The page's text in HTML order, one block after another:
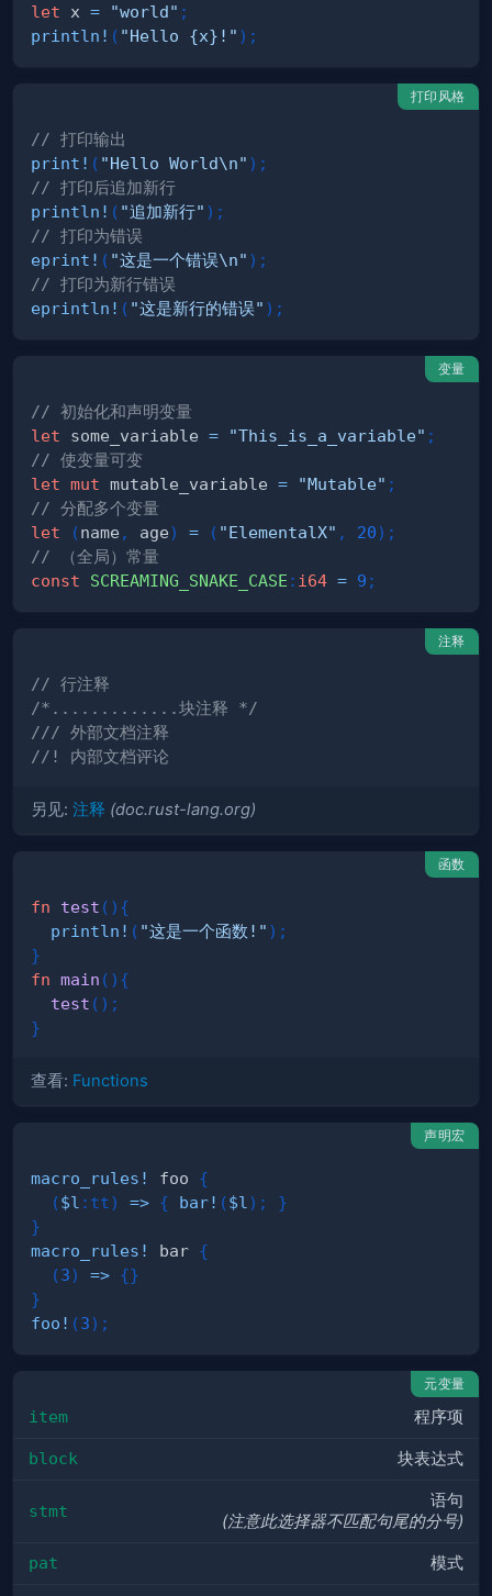
let x = "world" ;
println! ( "Hello {x}!" ) ;
打印风格
// 打印输出
print! ( "Hello World\n" ) ;
// 打印后追加新行
println! ( "追加新行" ) ;
// 打印为错误
eprint! ( "这是一个错误\n" ) ;
// 打印为新行错误
eprintln! ( "这是新行的错误" ) ;
变量
// 初始化和声明变量
let some_variable = "This_is_a_variable" ;
// 使变量可变
let mut mutable_variable = "Mutable" ;
// 分配多个变量
let
(name , age) = ( "ElementalX" , 20) ;
// （全局）常量
const
SCREAMING_SNAKE_CASE : i64 = 9 ;
注释
// 行注释
/*.............块注释 */
/// 外部文档注释
//! 内部文档评论
另见: 注释 (doc.rust-lang.org)
函数
fn test ( ) {
println! ( "这是一个函数!" ) ;
}
fn main ( ) {
test ( ) ;
}
查看: Functions
声明宏
macro_rules! foo {
($l : tt) => { bar! ($l ) ;
}
}
macro_rules!
bar {
(3) => {}
}
foo! (3) ;
元变量
item 程序项
block 块表达式
stmt
语句
(注意此选择器不匹配句尾的分号)
pat 模式